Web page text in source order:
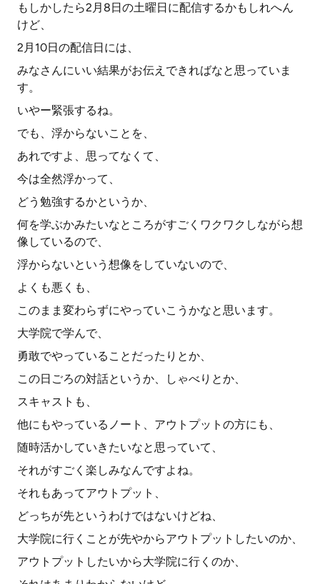
もしかしたら2月8日の土曜日に配信するかもしれへん
けど、
2月10日の配信日には、
みなさんにいい結果がお伝えできればなと思っていま
す。
いやー緊張するね。
でも、浮からないことを、
あれですよ、思ってなくて、
今は全然浮かって、
どう勉強するかというか、
何を学ぶかみたいなところがすごくワクワクしながら想
像しているので、
浮からないという想像をしていないので、
よくも悪くも、
このまま変わらずにやっていこうかなと思います。
大学院で学んで、
勇敢でやっていることだったりとか、
この日ごろの対話というか、しゃべりとか、
スキャストも、
他にもやっているノート、アウトプットの方にも、
随時活かしていきたいなと思っていて、
それがすごく楽しみなんですよね。
それもあってアウトプット、
どっちが先というわけではないけどね、
大学院に行くことが先やからアウトプットしたいのか、
アウトプットしたいから大学院に行くのか、